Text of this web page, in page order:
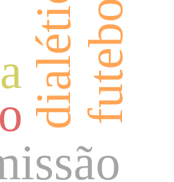
futebol.
dialética